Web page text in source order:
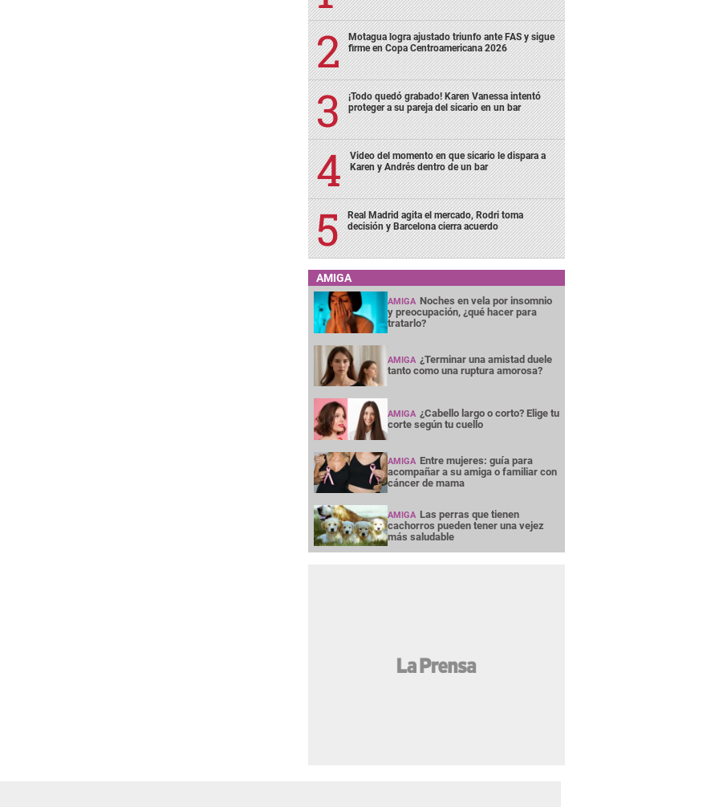
Motagua logra ajustado triunfo ante FAS y sigue
firme en Copa Centroamericana 2026
¡Todo quedó grabado! Karen Vanessa intentó
proteger a su pareja del sicario en un bar
Video del momento en que sicario le dispara a
Karen y Andrés dentro de un bar
Real Madrid agita el mercado, Rodri toma
decisión y Barcelona cierra acuerdo
AMIGA
AMIGA Noches en vela por insomnio
y preocupación, ¿qué hacer para
tratarlo?
AMIGA ¿Terminar una amistad duele
tanto como una ruptura amorosa?
AMIGA ¿Cabello largo o corto? Elige tu
corte según tu cuello
AMIGA Entre mujeres: guía para
acompañar a su amiga o familiar con
cáncer de mama
AMIGA Las perras que tienen
cachorros pueden tener una vejez
más saludable